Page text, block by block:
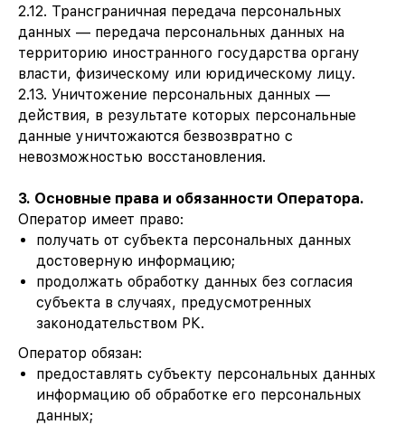
2.12. Трансграничная передача персональных
данных — передача персональных данных на
территорию иностранного государства органу
власти, физическому или юридическому лицу.
2.13. Уничтожение персональных данных —
действия, в результате которых персональные
данные уничтожаются безвозвратно с
невозможностью восстановления.
3. Основные права и обязанности Оператора.
Оператор имеет право:
получать от субъекта персональных данных
достоверную информацию;
продолжать обработку данных без согласия
субъекта в случаях, предусмотренных
законодательством РК.
Оператор обязан:
предоставлять субъекту персональных данных
информацию об обработке его персональных
данных;